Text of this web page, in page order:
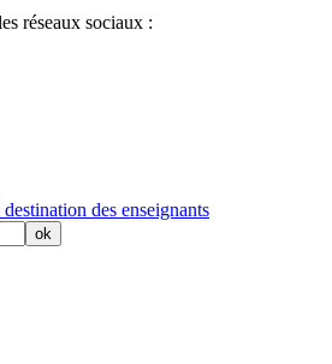
réseaux sociaux :
des enseignants